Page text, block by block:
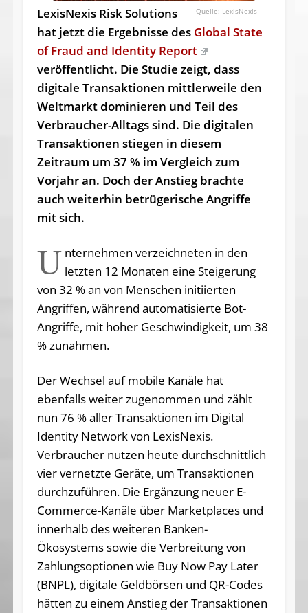
LexisNexis
LexisNexis Risk Solutions
hat jetzt die Ergebnisse des Global State
of Fraud and Identity Report
veröffentlicht. Die Studie zeigt, dass
digitale Transaktionen mittlerweile den
Weltmarkt dominieren und Teil des
Verbraucher-Alltags sind. Die digitalen
Transaktionen stiegen in diesem
Zeitraum um 37 % im Vergleich zum
Vorjahr an. Doch der Anstieg brachte
auch weiterhin betrügerische Angriffe
mit sich.
U nternehmen verzeichneten in den
letzten 12 Monaten eine Steigerung
von 32 % an von Menschen initiierten
Angriffen, während automatisierte Bot-
Angriffe, mit hoher Geschwindigkeit, um 38
% zunahmen.
Der Wechsel auf mobile Kanäle hat
ebenfalls weiter zugenommen und zählt
nun 76 % aller Transaktionen im Digital
Identity Network von LexisNexis.
Verbraucher nutzen heute durchschnittlich
vier vernetzte Geräte, um Transaktionen
durchzuführen. Die Ergänzung neuer E-
Commerce-Kanäle über Marketplaces und
innerhalb des weiteren Banken-
Ökosystems sowie die Verbreitung von
Zahlungsoptionen wie Buy Now Pay Later
(BNPL), digitale Geldbörsen und QR-Codes
hätten zu einem Anstieg der Transaktionen